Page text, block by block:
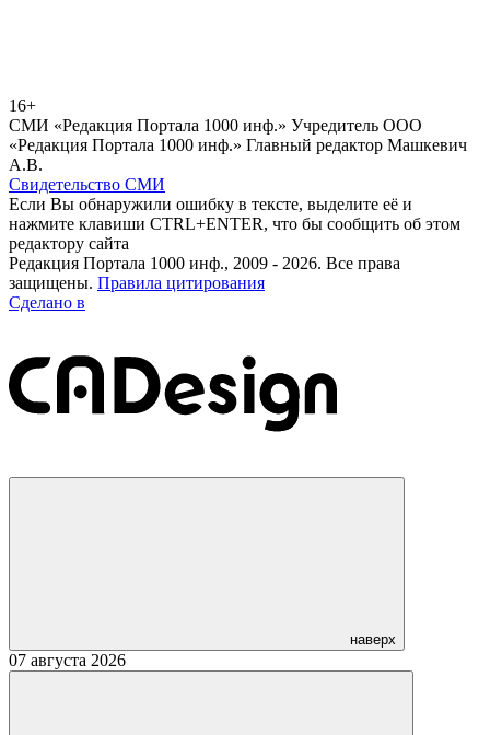
16+
СМИ «Редакция Портала 1000 инф.» Учредитель ООО
«Редакция Портала 1000 инф.» Главный редактор Машкевич
А.В.
Свидетельство СМИ
Если Вы обнаружили ошибку в тексте, выделите её и
нажмите клавиши CTRL+ENTER, что бы сообщить об этом
редактору сайта
Редакция Портала 1000 инф., 2009 - 2026. Все права
защищены. Правила цитирования
Сделано в
наверх
07 августа 2026